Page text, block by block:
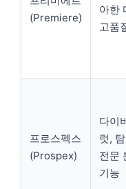
(Premiere)
아한
고품
프로스펙스
(Prospex)
다이
럿,
전문
기능